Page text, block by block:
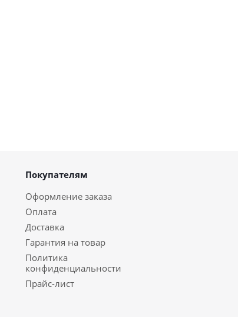
Покупателям
Оформление заказа
Оплата
Доставка
Гарантия на товар
Политика
конфиденциальности
Прайс-лист